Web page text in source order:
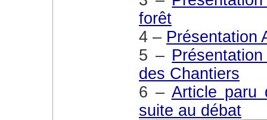
forêt
4 – Présentation
5 –
des Chantiers
6 – Article paru
suite au débat